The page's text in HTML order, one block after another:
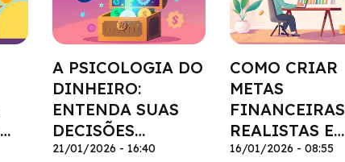
A PSICOLOGIA DO
DINHEIRO:
ENTENDA SUAS
DECISÕES
FINANCEIRAS
21/01/2026 - 16:40
COMO CRIAR
METAS
FINANCEIRAS
REALISTAS E
ATINGÍVEIS
16/01/2026 - 08:55